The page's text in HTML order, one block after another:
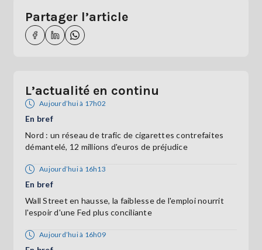
Partager l’article
L’actualité en continu
Aujourd’hui à 17h02
En bref
Nord : un réseau de trafic de cigarettes contrefaites
démantelé, 12 millions d'euros de préjudice
Aujourd’hui à 16h13
En bref
Wall Street en hausse, la faiblesse de l'emploi nourrit
l'espoir d'une Fed plus conciliante
Aujourd’hui à 16h09